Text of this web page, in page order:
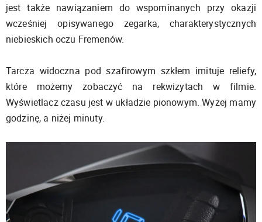
jest także nawiązaniem do wspominanych przy okazji
wcześniej opisywanego zegarka, charakterystycznych
niebieskich oczu Fremenów.
Tarcza widoczna pod szafirowym szkłem imituje reliefy,
które możemy zobaczyć na rekwizytach w filmie.
Wyświetlacz czasu jest w układzie pionowym. Wyżej mamy
godzinę, a niżej minuty.